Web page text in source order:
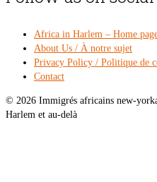
Africa in Harlem – Home
About Us / À notre sujet
Privacy Policy / Politique de
Contact
© 2026 Immigrés africains new-
Harlem et au-delà